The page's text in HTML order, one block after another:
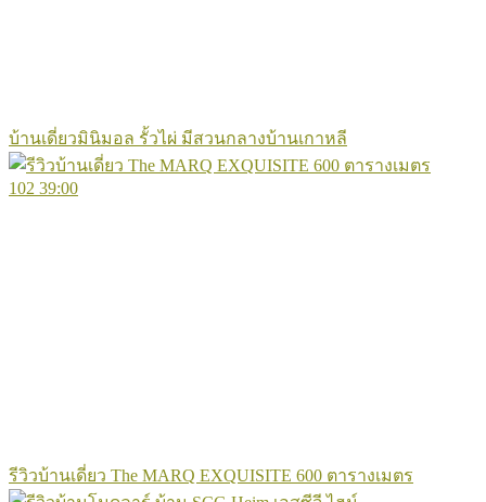
บ้านเดี่ยวมินิมอล รั้วไผ่ มีสวนกลางบ้านเกาหลี
102 39:00
รีวิวบ้านเดี่ยว The MARQ EXQUISITE 600 ตารางเมตร